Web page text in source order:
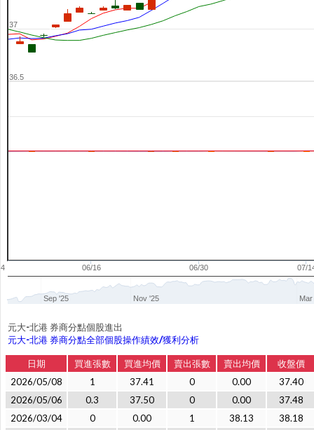
06/16 06/30 07/
36.5
37
Sep '25 Nov '25 Mar
元大-北港 券商分點個股進出
元大-北港 券商分點全部個股操作績效/獲利分析
日期 買進張數 買進均價 賣出張數 賣出均價
收盤價
2026/05/08
1 37.41 0 0.00
37.40
2026/05/06
0.3 37.50 0 0.00
37.48
2026/03/04
0 0.00 1 38.13
38.18